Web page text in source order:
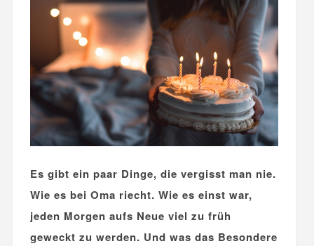
Es gibt ein paar Dinge, die vergisst man nie.
Wie es bei Oma riecht. Wie es einst war,
jeden Morgen aufs Neue viel zu früh
geweckt zu werden. Und was das Besondere